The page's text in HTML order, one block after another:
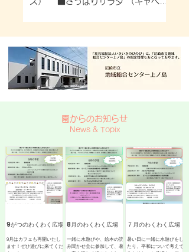
園からのお知らせ
News & Topix
9がつのわくわく広場
9月はカフェも再開いたし
ます！ぜひ遊びに来てくだ
8月のわくわく広場
一緒に水遊びや、絵本の読
み聞かせ会に参加して、暑
７月のわくわく広場
暑い日に一緒に水遊びをし
たり、平和について考えて